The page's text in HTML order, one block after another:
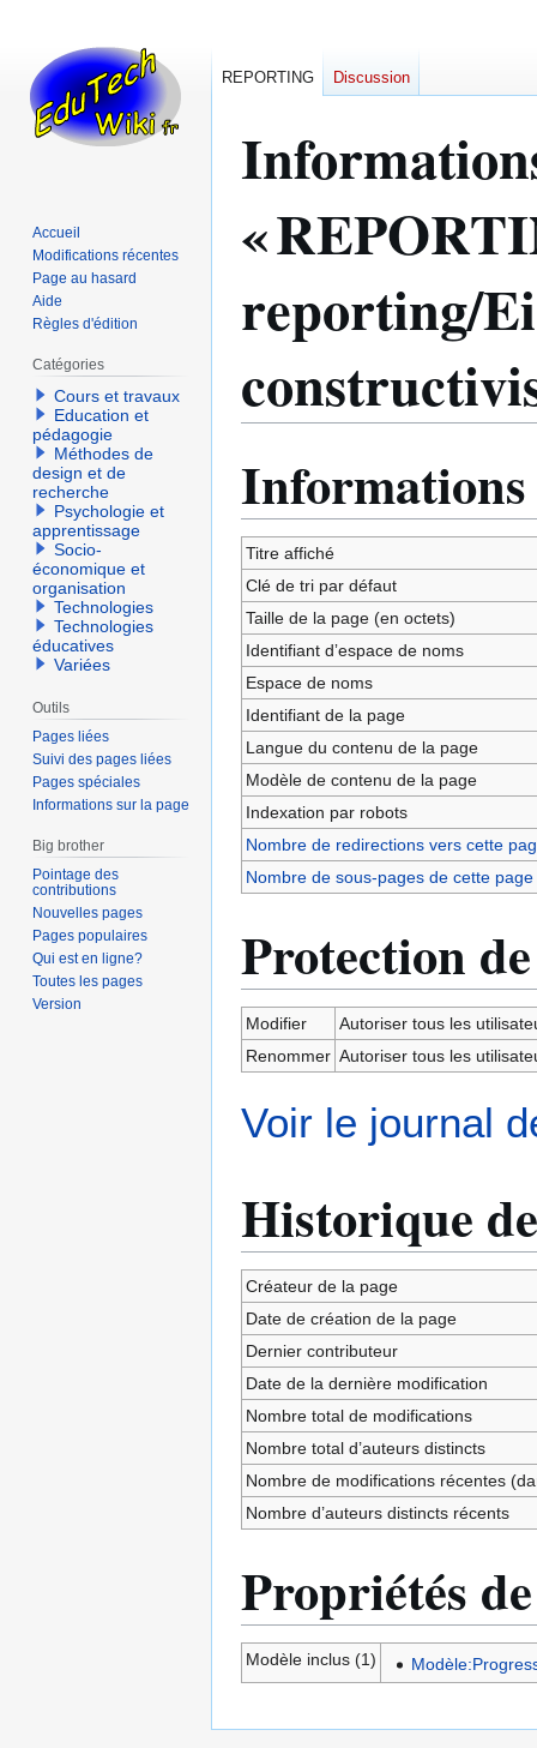
«
reporting/
navigation
recherche
Informations
Titre affiché
Clé de tri par défaut
Taille de la page (en octets)
Identifiant dʼespace de noms
Espace de noms
Identifiant de la page
Langue du contenu de la page
Modèle de contenu de la page
Indexation par robots
Nombre de redirections vers cette
Nombre de sous-pages de cette page
Protection
Modifier
Autoriser tous les
Renommer Autoriser tous les
Voir le journal
Historique
Créateur de la page
Date de création de la page
Dernier contributeur
Date de la dernière modification
Nombre total de modifications
Nombre total d’auteurs distincts
Nombre de modifications récentes
Nombre d’auteurs distincts récents
Propriétés
Modèle inclus (1)
REPORTING Discussion
Accueil
Modifications récentes
Page au hasard
Aide
Règles d'édition
Catégories
Cours et travaux
Education et
pédagogie
Méthodes de
design et de
recherche
Psychologie et
apprentissage
Socio-
économique et
organisation
Technologies
Technologies
éducatives
Variées
Outils
Pages liées
Suivi des pages liées
Pages spéciales
Informations sur la page
Big brother
Pointage des
contributions
Nouvelles pages
Pages populaires
Qui est en ligne?
Toutes les pages
Version